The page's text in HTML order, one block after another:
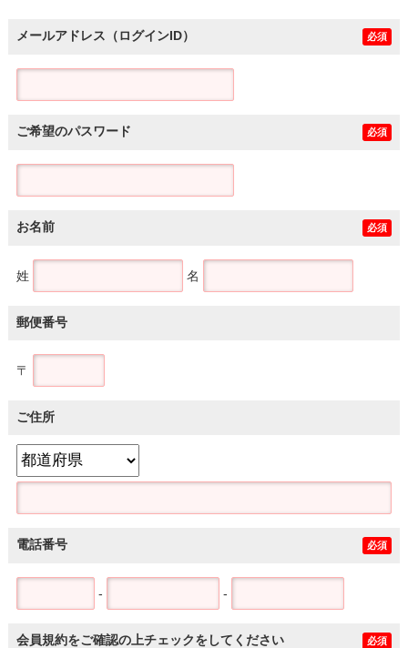
メールアドレス（ログインID） 必須
ご希望のパスワード 必須
お名前 必須
姓 名
郵便番号
〒
ご住所
電話番号 必須
- -
会員規約をご確認の上チェックをしてください 必須